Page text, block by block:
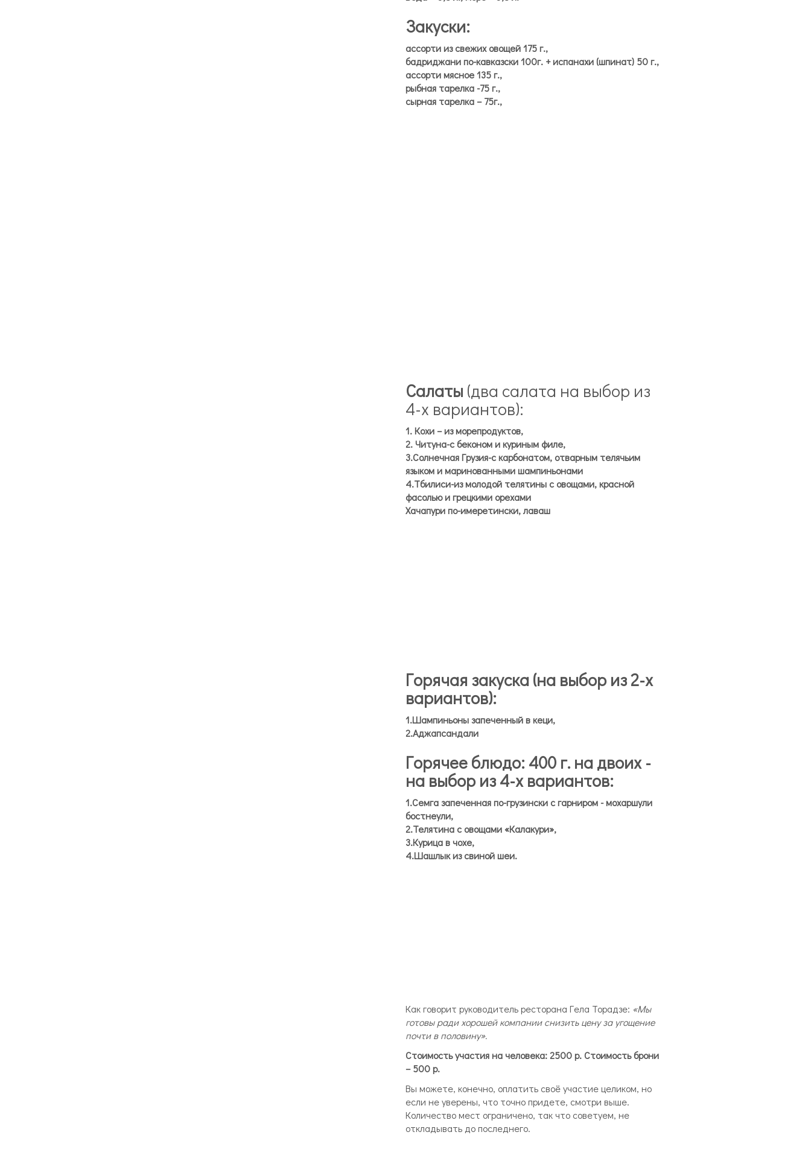
Закуски:
ассорти из свежих овощей 175 г.,
бадриджани по-кавказски 100г. + испанахи (шпинат) 50 г.,
ассорти мясное 135 г.,
рыбная тарелка -75 г.,
сырная тарелка – 75г.,
Салаты (два салата на выбор из
4-х вариантов):
1. Кохи – из морепродуктов,
2. Читуна-с беконом и куриным филе,
3.Солнечная Грузия-с карбонатом, отварным телячьим
языком и маринованными шампиньонами
4.Тбилиси-из молодой телятины с овощами, красной
фасолью и грецкими орехами
Хачапури по-имеретински, лаваш
Горячая закуска (на выбор из 2-х
вариантов):
1.Шампиньоны запеченный в кеци,
2.Аджапсандали
Горячее блюдо: 400 г. на двоих -
на выбор из 4-х вариантов:
1.Семга запеченная по-грузински с гарниром - мохаршули
бостнеули,
2.Телятина с овощами «Калакури»,
3.Курица в чохе,
4.Шашлык из свиной шеи.
Как говорит руководитель ресторана Гела Торадзе: «Мы
готовы ради хорошей компании снизить цену за угощение
почти в половину».
Стоимость участия на человека: 2500 р. Стоимость брони
– 500 р.
Вы можете, конечно, оплатить своё участие целиком, но
если не уверены, что точно придете, смотри выше.
Количество мест ограничено, так что советуем, не
откладывать до последнего.